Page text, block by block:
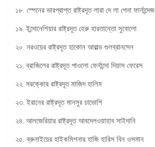
১৮. স্পেনের ভারপ্রাপ্ত রাষ্ট্রদূত লারা দে লা পেনা ফার্নান্দেজ
১৯. ইন্দোনেশিয়ার রাষ্ট্রদূত হেরু হারতান্তো সুবোলো
২০. নরওয়ের রাষ্ট্রদূত হাকোন আরাল্ড গুলব্রানসেন
২১. ব্রাজিলের রাষ্ট্রদূত পাওলো ফের্নান্দো দিয়াস ফেরেস
২২. মরক্কোর রাষ্ট্রদূত মাজিদ হালিম
২৩. ইরানের রাষ্ট্রদূত মানসুর চাভোশি
২৪. আলজেরিয়ার রাষ্ট্রদূত আবদেলওয়াহাব সাইদানি
২৫. ব্রুনাইয়ের হাইকমিশনার হাজি হারিস বিন ওসমান